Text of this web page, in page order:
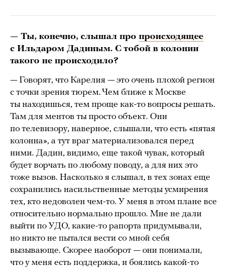
— Ты, конечно, слышал про происходящее
с Ильдаром Дадиным. С тобой в колонии
такого не происходило?
— Говорят, что Карелия — это очень плохой регион
с точки зрения тюрем. Чем ближе к Москве
ты находишься, тем проще как-то вопросы решать.
Там для ментов ты просто объект. Они
по телевизору, наверное, слышали, что есть «пятая
колонна», а тут враг материализовался перед
ними. Дадин, видимо, еще такой чувак, который
будет ворчать по любому поводу, а для них это
тоже вызов. Насколько я слышал, в тех зонах еще
сохранились насильственные методы усмирения
тех, кто недоволен чем-то. У меня в этом плане все
относительно нормально прошло. Мне не дали
выйти по УДО, какие-то рапорта придумывали,
но никто не пытался вести со мной себя
вызывающе. Скорее наоборот — они понимали,
что у меня есть поддержка, и боялись какой-то